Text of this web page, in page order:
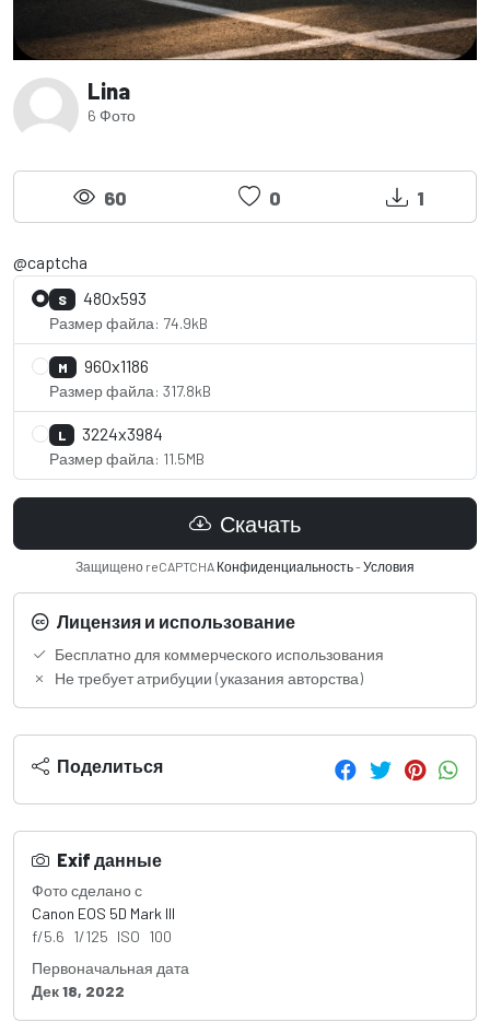
Lina
6 Фото
60 0 1
@captcha
S 480x593
Размер файла: 74.9kB
M 960x1186
Размер файла: 317.8kB
L 3224x3984
Размер файла: 11.5MB
Скачать
Защищено reCAPTCHA Конфиденциальность-Условия
Лицензия и использование
Бесплатно для коммерческого использования
Не требует атрибуции (указания авторства)
Поделиться
Exif данные
Фото сделано с
Canon EOS 5D Mark III
f/5.6 1/125 ISO 100
Первоначальная дата
Дек 18, 2022